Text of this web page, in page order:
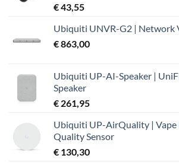
€43,55
Ubiquiti UNVR-G2 | Network
€863,00
Ubiquiti UP-AI-Speaker |
Speaker
€ 261,95
Ubiquiti UP-AirQuality |
Quality Sensor
€ 130,30